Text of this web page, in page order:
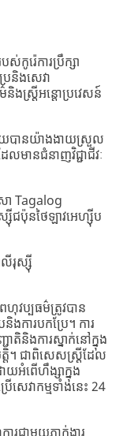
រ៉េការប្រឹក្សា
ែនិងសេវា
ងស្រ្តីអន្តោប្រវេសន៍
យបានយ៉ាងងាយស្រួល
លមានជំនាញវិជ្ជាជីវៈ
ា Tagalog
ស៊ីជប៉ុនថៃឡាវអេហ្ស៊ីប
រុស្ស៊ី
វប្បធម៌ត្រូវបាន
ងការបកប្រែ។ ការ
និងការស្នាក់នៅក្នុង
តិ។ ជាពិសេសស្ដ្រីដែល
ោយអំពើហឹង្សាក្នុង
សេវាកម្មទាំងនេះ 24
ជាមួយភ្នាក់ងារ